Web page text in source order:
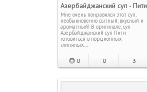
Азербайджанский суп - Пити
Мне очень понравился этот суп,
необыкновенно сытный, вкусный и
ароматный! В оригинале, суп
Азербайджанский суп Пити
готовиться в порционных
глиняных…
0 0 3